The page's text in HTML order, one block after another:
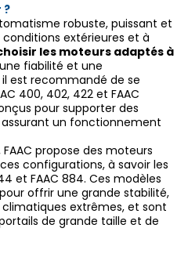
?
robuste, puissant et
extérieures et à
les moteurs adaptés à
fiabilité et une
est recommandé de se
400, 402, 422 et FAAC
pour supporter des
un fonctionnement
propose des moteurs
configurations, à savoir les
et FAAC 884. Ces modèles
offrir une grande stabilité,
extrêmes, et sont
de grande taille et de